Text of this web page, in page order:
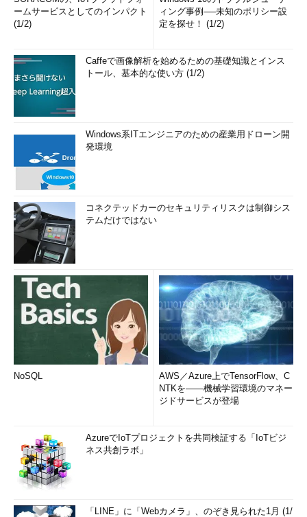
ームサービスとしてのインパクト
(1/2)
ィング事例──未知のポリシー設
定を探せ！ (1/2)
Caffeで画像解析を始めるための基礎知識とインス
トール、基本的な使い方 (1/2)
Windows系ITエンジニアのための産業用ドローン開
発環境
コネクテッドカーのセキュリティリスクは制御シス
テムだけではない
NoSQL
AWS／Azure上でTensorFlow、C
NTKを――機械学習環境のマネー
ジドサービスが登場
AzureでIoTプロジェクトを共同検証する「IoTビジ
ネス共創ラボ」
「LINE」に「Webカメラ」、のぞき見られた1月 (1/